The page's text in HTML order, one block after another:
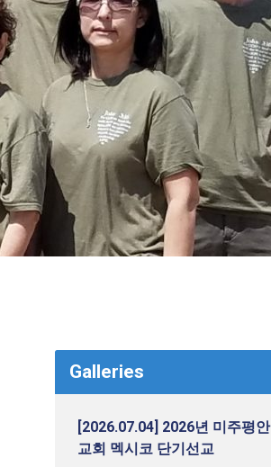
Galleries
[2026.07.04] 2026년 미주평안
교회 멕시코 단기선교